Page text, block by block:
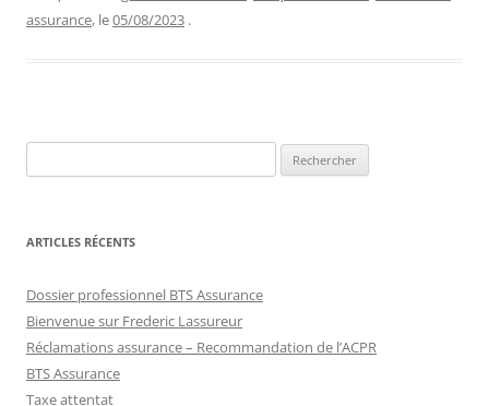
assurance, le05/08/2023 .
ARTICLES RÉCENTS
Dossier professionnel BTS Assurance
Bienvenue sur Frederic Lassureur
Réclamations assurance – Recommandation de l’ACPR
BTS Assurance
Taxe attentat